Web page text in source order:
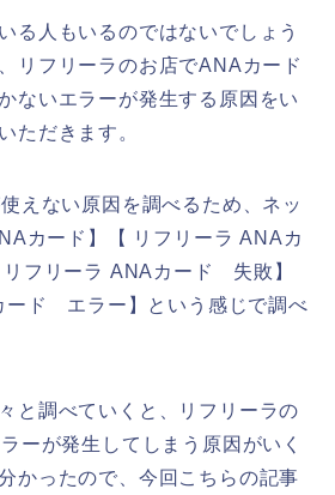
る人もいるのではないでしょう
リフリーラのお店でANAカード
ないエラーが発生する原因をい
ただきます。
えない原因を調べるため、ネッ
カード】【 リフリーラ ANAカ
フリーラ ANAカード 失敗】
ード エラー】という感じで調べ
と調べていくと、リフリーラの
ーが発生してしまう原因がいく
かったので、今回こちらの記事